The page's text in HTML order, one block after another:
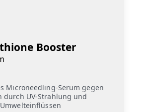
Booster
Microneedling-Serum gegen
durch UV-Strahlung und